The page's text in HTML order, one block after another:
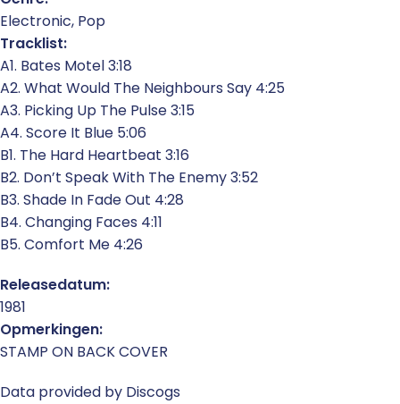
Electronic, Pop
Tracklist:
A1. Bates Motel 3:18
A2. What Would The Neighbours Say 4:25
A3. Picking Up The Pulse 3:15
A4. Score It Blue 5:06
B1. The Hard Heartbeat 3:16
B2. Don’t Speak With The Enemy 3:52
B3. Shade In Fade Out 4:28
B4. Changing Faces 4:11
B5. Comfort Me 4:26
Releasedatum:
1981
Opmerkingen:
STAMP ON BACK COVER
Data provided by Discogs